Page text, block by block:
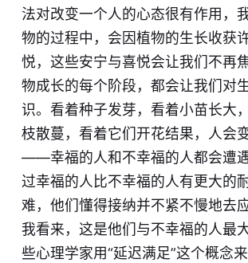
法对改变一个人的心态很有作用，
物的过程中，会因植物的生长收获
悦，这些安宁与喜悦会让我们不再
物成长的每个阶段，都会让我们对
识。看着种子发芽，看着小苗长大
枝散蔓，看着它们开花结果，人会
——幸福的人和不幸福的人都会遭
过幸福的人比不幸福的人有更大的
难，他们懂得接纳并不紧不慢地去
我看来，这是他们与不幸福的人最
些心理学家用“延迟满足”这个概念